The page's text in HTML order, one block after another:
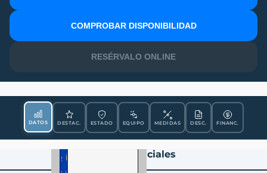
COMPROBAR DISPONIBILIDAD
RESÉRVALO ONLINE
DATOS DESTAC. ESTADO EQUIPO MEDIDAS DESC. FINANC.
Datos Esenciales